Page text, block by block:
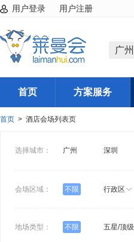
用户登录 用户注册
广州
首页 方案服务
首页 > 酒店会场列表页
选择城市： 广州 深圳
会场区域： 不限 行政区
地场类型： 不限 五星/顶级